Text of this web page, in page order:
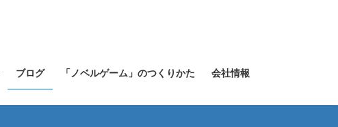
ブログ 「ノベルゲーム」のつくりかた 会社情報